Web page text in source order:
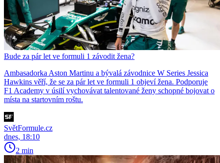
Bude za pár let ve formuli 1 závodit žena?
Ambasadorka Aston Martinu a bývalá závodnice W Series Jessica
Hawkins věří, že se za pár let ve formuli 1 objeví žena. Podporuje
F1 Academy v úsilí vychovávat talentované ženy schopné bojovat o
místa na startovním roštu.
SvětFormule.cz
dnes, 18:10
2 min